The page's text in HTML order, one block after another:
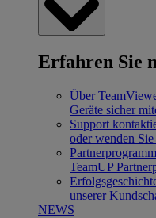
Erfahren Sie
Über
Geräte sicher
Support
oder wenden
Partnerprogramm
TeamUP
unserer
NEWS